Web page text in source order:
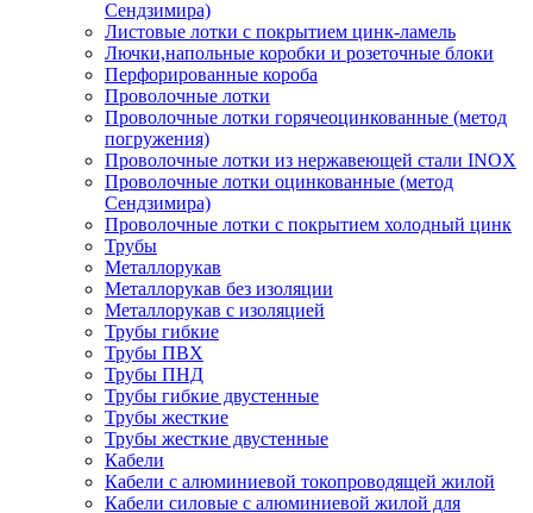
Сендзимира)
Листовые лотки с покрытием цинк-ламель
Лючки,напольные коробки и розеточные блоки
Перфорированные короба
Проволочные лотки
Проволочные лотки горячеоцинкованные (метод
погружения)
Проволочные лотки из нержавеющей стали INOX
Проволочные лотки оцинкованные (метод
Сендзимира)
Проволочные лотки с покрытием холодный цинк
Трубы
Металлорукав
Металлорукав без изоляции
Металлорукав с изоляцией
Трубы гибкие
Трубы ПВХ
Трубы ПНД
Трубы гибкие двустенные
Трубы жесткие
Трубы жесткие двустенные
Кабели
Кабели с алюминиевой токопроводящей жилой
Кабели силовые с алюминиевой жилой для